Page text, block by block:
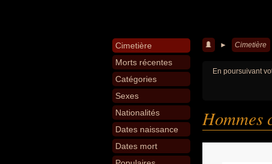
Cimetière
Morts récentes
Catégories
Sexes
Nationalités
Dates naissance
Dates mort
► Cimetière
En poursuivant
Hommes